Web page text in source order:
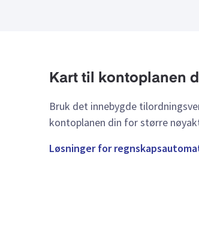
Kart til kontoplanen
Bruk det innebygde
kontoplanen din for større
Løsninger for